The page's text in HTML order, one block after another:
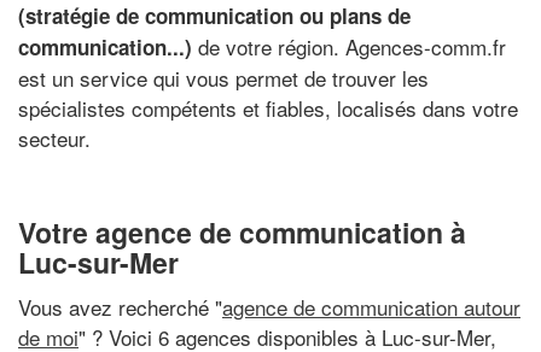
(stratégie de communication ou plans de
communication...) de votre région. Agences-comm.fr
est un service qui vous permet de trouver les
spécialistes compétents et fiables, localisés dans votre
secteur.
Votre agence de communication à
Luc-sur-Mer
Vous avez recherché "agence de communication autour
de moi" ? Voici 6 agences disponibles à Luc-sur-Mer,